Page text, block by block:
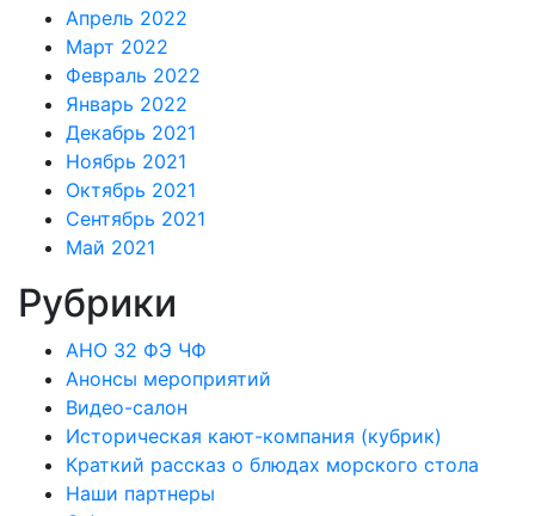
Апрель 2022
Март 2022
Февраль 2022
Январь 2022
Декабрь 2021
Ноябрь 2021
Октябрь 2021
Сентябрь 2021
Май 2021
Рубрики
АНО 32 ФЭ ЧФ
Анонсы мероприятий
Видео-салон
Историческая кают-компания (кубрик)
Краткий рассказ о блюдах морского стола
Наши партнеры